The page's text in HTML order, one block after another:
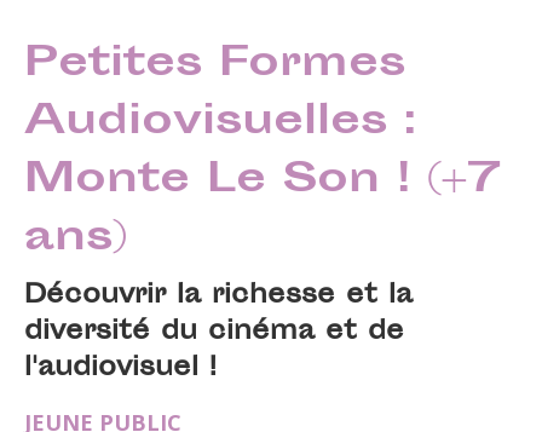
Petites Formes
Audiovisuelles :
Monte Le Son ! (+7
ans)
Découvrir la richesse et la
diversité du cinéma et de
l'audiovisuel !
JEUNE PUBLIC